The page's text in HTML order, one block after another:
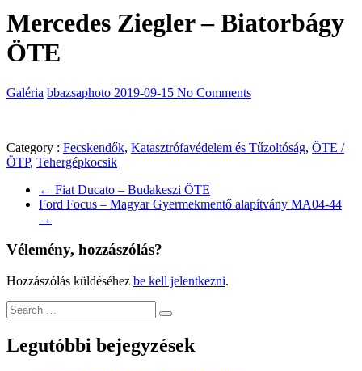
Mercedes Ziegler – Biatorbágy
ÖTE
Galéria bbazsaphoto 2019-09-15 No Comments
Category : Fecskendők, Katasztrófavédelem és Tűzoltóság, ÖTE /
ÖTP, Tehergépkocsik
← Fiat Ducato – Budakeszi ÖTE
Ford Focus – Magyar Gyermekmentő alapítvány MA04-44
→
Vélemény, hozzászólás?
Hozzászólás küldéséhez be kell jelentkezni.
Legutóbbi bejegyzések